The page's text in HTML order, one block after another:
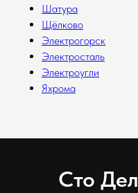
Шатура
Щёлково
Электрогорск
Электросталь
Электроугли
Яхрома
Сто Дел